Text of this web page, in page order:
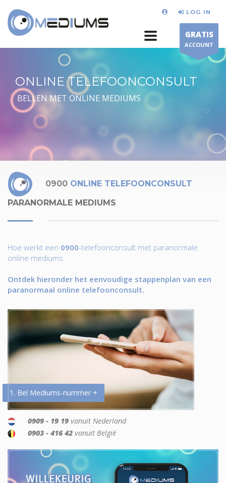
LOG IN
GRATIS
ACCOUNT
ONLINE TELEFOONCONSULT
BELLEN MET ONLINE MEDIUMS
0900 ONLINE TELEFOONCONSULT
PARANORMALE MEDIUMS
Hoe werkt een 0900-telefoonconsult met paranormale
online mediums.
Ontdek hieronder het eenvoudige stappenplan van een
paranormaal online telefoonconsult.
1. Bel Mediums-nummer +
0909 - 19 19 vanuit Nederland
0903 - 416 42 vanuit België